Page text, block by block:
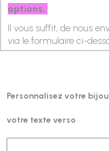
options.
Il vous suffit, de nous
via le formulaire ci-
Personnalisez votre bijou
votre texte verso